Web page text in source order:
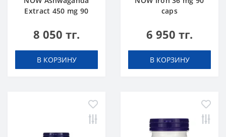
Extract 450 mg 90
8 050 тг.
В КОРЗИНУ
caps
6 950 тг.
В КОРЗИНУ